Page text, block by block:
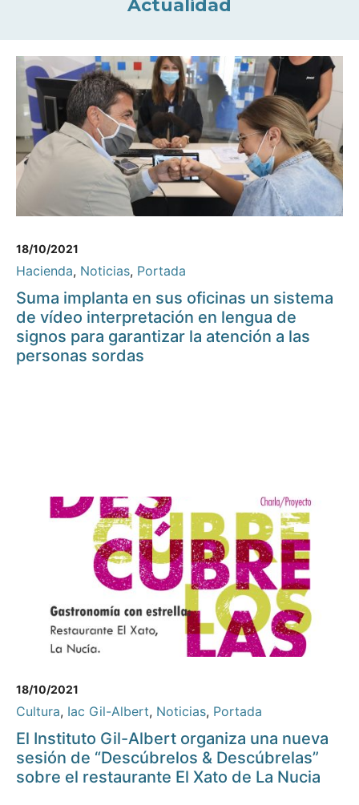
Actualidad
18/10/2021
Hacienda, Noticias, Portada
Suma implanta en sus oficinas un sistema
de vídeo interpretación en lengua de
signos para garantizar la atención a las
personas sordas
18/10/2021
Cultura, Iac Gil-Albert, Noticias, Portada
El Instituto Gil-Albert organiza una nueva
sesión de “Descúbrelos & Descúbrelas”
sobre el restaurante El Xato de La Nucia